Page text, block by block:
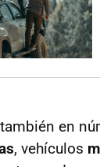
en
, vehículos